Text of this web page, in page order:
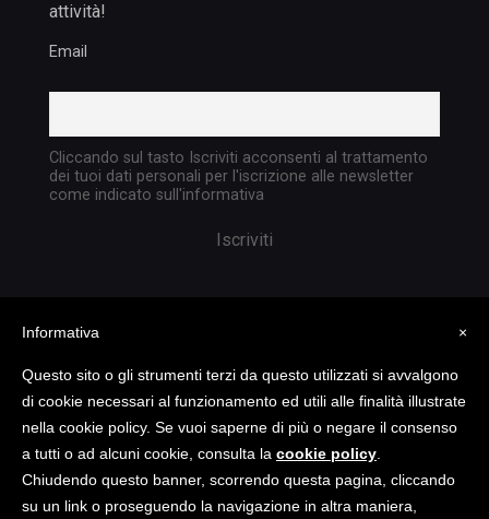
attività!
Email
Cliccando sul tasto Iscriviti acconsenti al trattamento
dei tuoi dati personali per l'iscrizione alle newsletter
come indicato sull'informativa
Copyright @ 2023 TATTICA S.R.L. | All rights
reserved | P.I. 05903351004
×
Informativa
Questo sito o gli strumenti terzi da questo utilizzati si avvalgono
di cookie necessari al funzionamento ed utili alle finalità illustrate
nella cookie policy. Se vuoi saperne di più o negare il consenso
a tutti o ad alcuni cookie, consulta la cookie policy
Chiudendo questo banner, scorrendo questa pagina, cliccando
su un link o proseguendo la navigazione in altra maniera,